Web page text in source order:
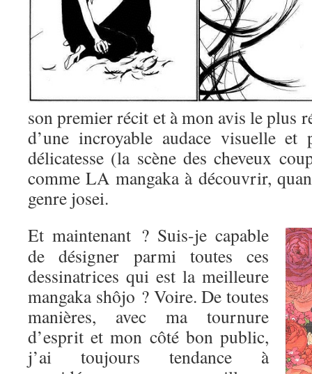
son premier récit et à mon avis le plus
d’une incroyable audace visuelle et
délicatesse (la scène des cheveux
comme LA mangaka à découvrir,
genre josei.
Et maintenant ? Suis-je capable
de désigner parmi toutes ces
dessinatrices qui est la meilleure
mangaka shôjo ? Voire. De toutes
manières, avec ma tournure
d’esprit et mon côté bon public,
j’ai toujours tendance à